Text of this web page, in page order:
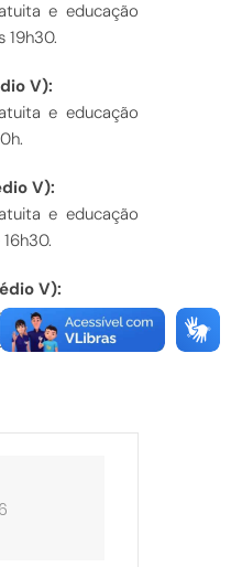
e educação
19h30.
V):
e educação
V):
e educação
V):
e educação
11h).